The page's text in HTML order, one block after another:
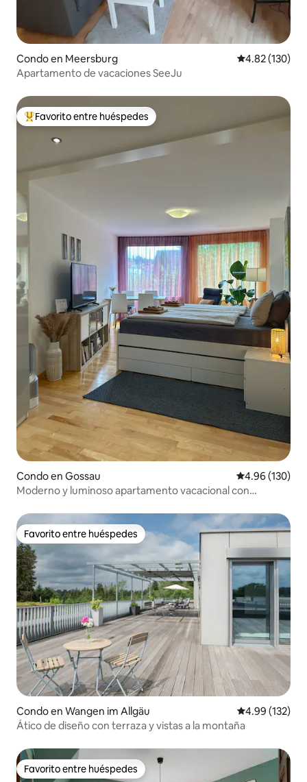
Condo en Meersburg Calificación
4.82 (130)
Apartamento de vacaciones SeeJu
Favorito entre huéspedes preferido
Favorito entre huéspedes
Condo en Gossau Calificación
4.96 (130)
Moderno y luminoso apartamento vacacional con
Favorito entre huéspedes
Favorito entre huéspedes
Condo en Wangen im Allgäu Calificación
4.99 (132)
Ático de diseño con terraza y vistas a la montaña
Favorito entre huéspedes
Favorito entre huéspedes